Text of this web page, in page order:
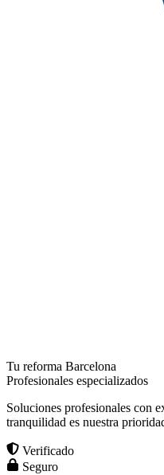
Tu reforma Barcelona
Profesionales especializados
Soluciones profesionales con
tranquilidad es nuestra
Verificado
Seguro